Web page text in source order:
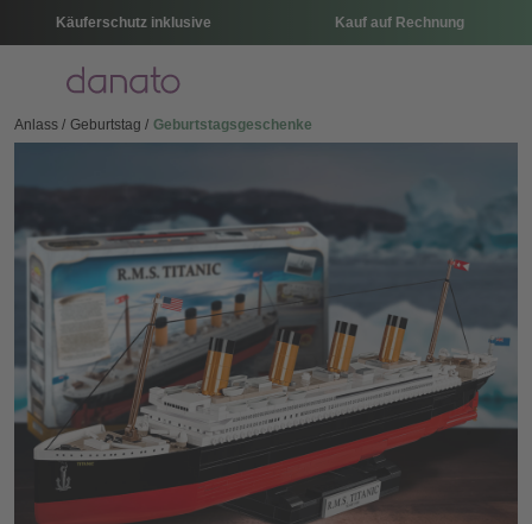
Käuferschutz inklusive Kauf auf Rechnung
Menü
Anlass Geburtstag Geburtstagsgeschenke